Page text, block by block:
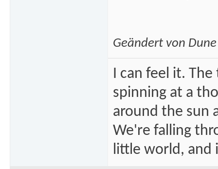
Geändert von
I can feel it.
spinning at a
around the sun
We're falling
little world, and